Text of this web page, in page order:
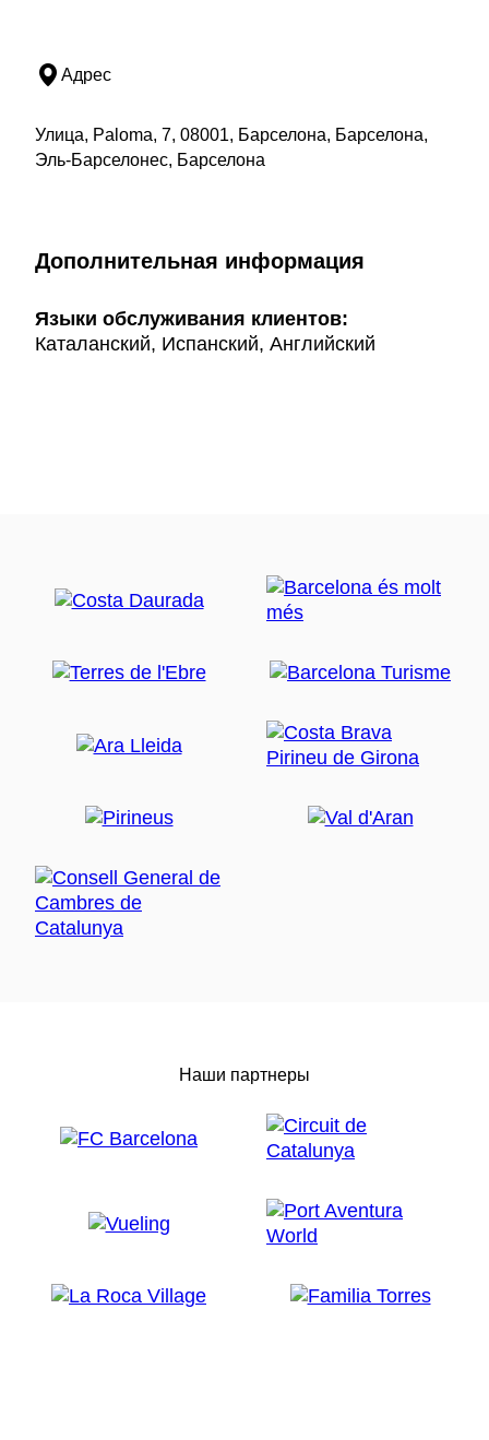
Адрес
Улица, Paloma, 7, 08001, Барселона, Барселона,
Эль-Барселонес, Барселона
Дополнительная информация
Языки обслуживания клиентов:
Каталанский, Испанский, Английский
Наши партнеры